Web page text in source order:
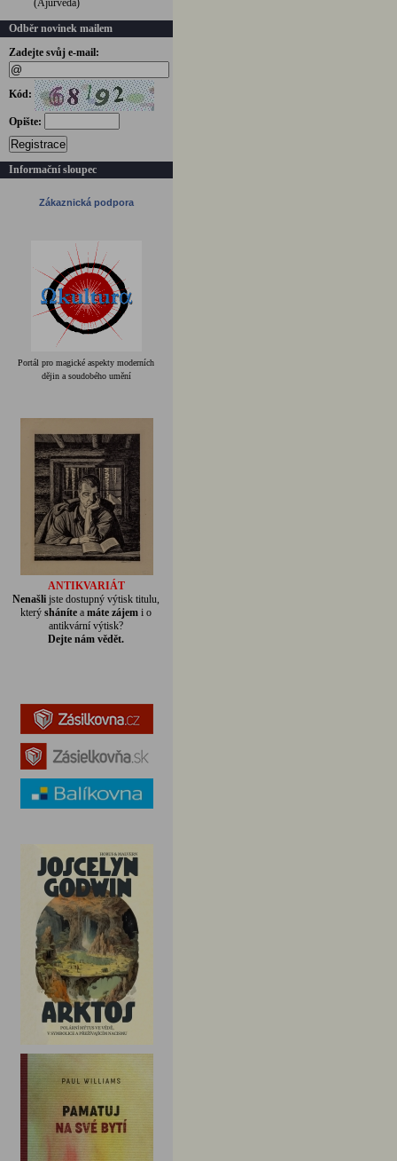
(Ájurvéda)
Odběr novinek mailem
Zadejte svůj e-mail:
Kód:
Opište:
Registrace
Informační sloupec
Zákaznická podpora
Portál pro magické aspekty moderních
dějin a soudobého umění
ANTIKVARIÁT
Nenašli jste dostupný výtisk titulu,
kterýsháníte amáte zájem i o
antikvární výtisk?
Dejte nám vědět.